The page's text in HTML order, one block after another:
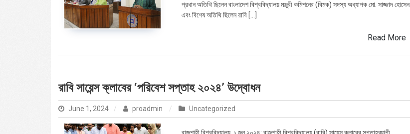
প্রধান অতিথি ছিলেন বাংলাদেশ বিশ্ববিদ্যালয় মঞ্জুরী কমিশনের (বিমক) সদস্য অধ্যাপক মো. সাজ্জাদ হোসেন
এবং বিশেষ অতিথি ছিলেন রাবি […]
Read More
রাবি সায়েন্স ক্লাবের ‘পরিবেশ সপ্তাহ ২০২৪’ উদ্বোধন
June 1, 2024 proadmin Uncategorized